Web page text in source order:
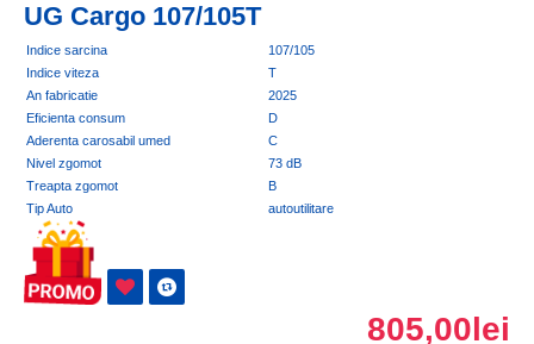
UG Cargo 107/105T
Indice sarcina
107/105
Indice viteza
T
An fabricatie
2025
Eficienta consum
D
Aderenta carosabil umed
C
Nivel zgomot
73 dB
Treapta zgomot
B
Tip Auto
autoutilitare
805,00lei